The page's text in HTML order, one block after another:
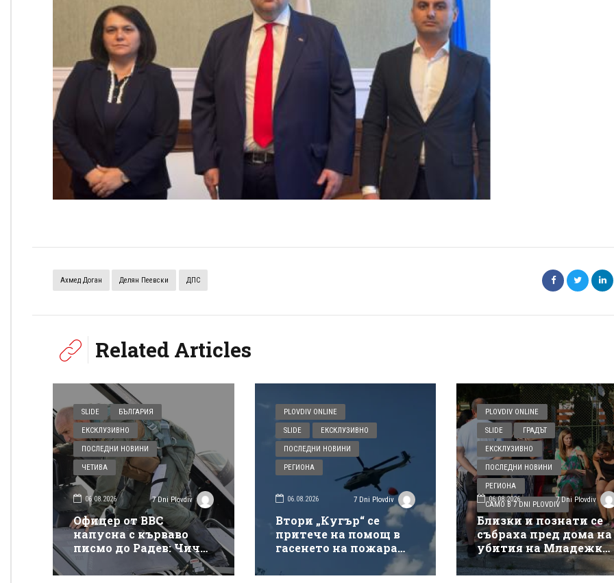
Ахмед Доган Делян Пеевски ДПС
Related Articles
SLIDE БЪЛГАРИЯ
ЕКСКЛУЗИВНО
ПОСЛЕДНИ НОВИНИ
ЧЕТИВА
06.08.2026 7 Dni Plovdiv
Офицер от ВВС
напусна с кърваво
писмо до Радев: Чичо
Румене, защо взимаш
от бедните да даваш
PLOVDIV ONLINE
SLIDE ЕКСКЛУЗИВНО
ПОСЛЕДНИ НОВИНИ
РЕГИОНА
06.08.2026 7 Dni Plovdiv
Втори „Кугър“ се
притече на помощ в
гасенето на пожара
покрай магистрала
„Тракия“
PLOVDIV ONLINE
SLIDE ГРАДЪТ
ЕКСКЛУЗИВНО
ПОСЛЕДНИ НОВИНИ
РЕГИОНА
САМО В 7 DNI PLOVDIV
06.08.2026 7 Dni Plovdiv
Близки и познати се
събраха пред дома на
убития на Младежки
хълм: Не е педофил,
търсеше си